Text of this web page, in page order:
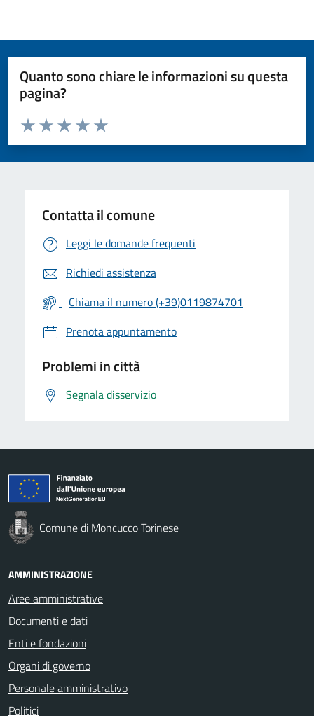
Quanto sono chiare le informazioni su questa
pagina?
Valuta da 1 a 5 stelle la pagina
Valuta 5 stelle su 5
Valuta 4 stelle su 5
Valuta 3 stelle su 5
Valuta 2 stelle su 5
Valuta 1 stelle su 5
Contatta il comune
Leggi le domande frequenti
Richiedi assistenza
Chiama il numero (+39)0119874701
Prenota appuntamento
Problemi in città
Segnala disservizio
Comune di Moncucco Torinese
AMMINISTRAZIONE
Aree amministrative
Documenti e dati
Enti e fondazioni
Organi di governo
Personale amministrativo
Politici